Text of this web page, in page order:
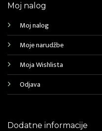
Moj nalog
Moj nalog
Moje narudžbe
Moja Wishlista
Odjava
Dodatne informacije